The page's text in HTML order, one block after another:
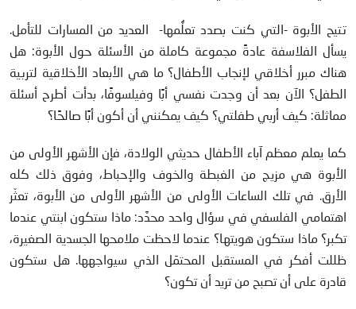
تتيح الأبوة -التي كنت بصدد تعلُّمها- العديد من المسارات للتأمل.
يسأل الفلاسفة عادةً مجموعة كاملة من الأسئلة حول الأبوة: هل
هناك مبرر أخلاقي لإنجاب الأطفال؟ ما هي الأبعاد الأخلاقية لتربية
الطفل؟ الآن بعد أن وجدت نفسي أبًا وفيلسوفًا، بدأت أطرح أسئلة
مماثلة: كيف أربي طفلتي؟ كيف يمكنني أن أكون أبًا صالحًا؟
كما يعلم معظم آباء الأطفال حديثي الولادة، فإن الأشهر الأولى من
الأبوة هي مزيج من الغبطة والخوف والإحباط، وفوق ذلك كله
الأرق. في تلك الساعات الأولى من الأشهر الأولى من الأبوة، تعثّر
اهتمامي الفلسفي في سؤال واحد محدَّد: ماذا ستكون ابنتي عندما
تكبر؟ ماذا ستكون هويتها؟ عندما لاحظت ملامحها الجسدية الصغيرة،
ظللت أفكر في المستقبل المحتمَل الذي سيواجهها. هل ستكون
قادرة على أن تصبح من تريد أن تكون؟